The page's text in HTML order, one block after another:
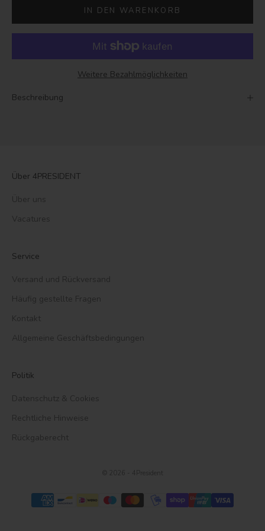
IN DEN WARENKORB
Weitere Bezahlmöglichkeiten
Beschreibung
Über 4PRESIDENT
Über uns
Vacatures
Service
Versand und Rückversand
Häufig gestellte Fragen
Kontakt
Allgemeine Geschäftsbedingungen
Politik
Datenschutz & Cookies
Rechtliche Hinweise
Rückgaberecht
© 2026 - 4President